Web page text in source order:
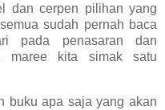
dan cerpen pilihan yang
sudah pernah baca
pada penasaran dan
maree kita simak satu
buku apa saja yang akan